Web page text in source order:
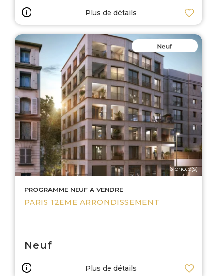
Plus de détails
6 photo(s)
PROGRAMME NEUF A VENDRE
PARIS 12EME ARRONDISSEMENT
Neuf
Plus de détails